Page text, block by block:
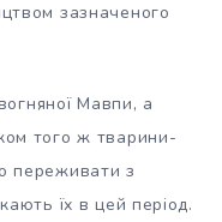
зазначеного
Мавпи, а
того ж тварини-
переживати з
їх в цей період.